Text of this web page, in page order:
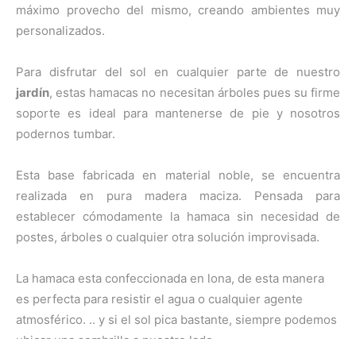
máximo provecho del mismo, creando ambientes muy
personalizados.
Para disfrutar del sol en cualquier parte de nuestro
jardín, estas hamacas no necesitan árboles pues su firme
soporte es ideal para mantenerse de pie y nosotros
podernos tumbar.
Esta base fabricada en material noble, se encuentra
realizada en pura madera maciza. Pensada para
establecer cómodamente la hamaca sin necesidad de
postes, árboles o cualquier otra solución improvisada.
La hamaca esta confeccionada en lona, de esta manera
es perfecta para resistir el agua o cualquier agente
atmosférico. .. y si el sol pica bastante, siempre podemos